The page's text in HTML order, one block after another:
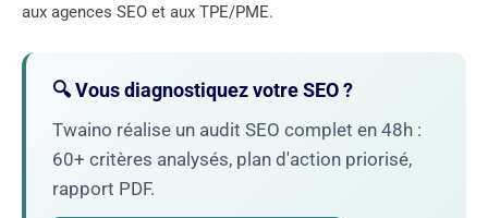
aux agences SEO et aux TPE/PME.
🔍 Vous diagnostiquez votre SEO ?
Twaino réalise un audit SEO complet en 48h :
60+ critères analysés, plan d'action priorisé,
rapport PDF.